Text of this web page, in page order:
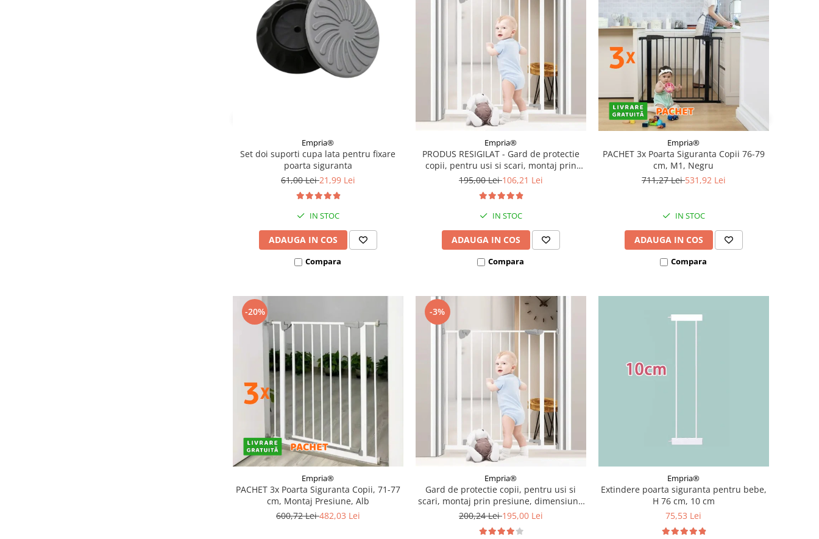
Empria®
Set doi suporti cupa lata pentru fixare
poarta siguranta
61,00 Lei21,99 Lei
IN STOC
ADAUGA IN COS
Compara
Empria®
PRODUS RESIGILAT - Gard de protectie
copii, pentru usi si scari, montaj prin
presiune, dimensiune reglabila 71-77 cm,
195,00 Lei106,21 Lei
IN STOC
ADAUGA IN COS
Compara
Empria®
PACHET 3x Poarta Siguranta Copii 76-79
cm, M1, Negru
711,27 Lei531,92 Lei
IN STOC
ADAUGA IN COS
Compara
-20%
Empria®
PACHET 3x Poarta Siguranta Copii, 71-77
cm, Montaj Presiune, Alb
600,72 Lei482,03 Lei
-3%
Empria®
Gard de protectie copii, pentru usi si
scari, montaj prin presiune, dimensiune
reglabila 71-77 cm, Empria, Alb
200,24 Lei195,00 Lei
Empria®
Extindere poarta siguranta pentru bebe,
H 76 cm, 10 cm
75,53 Lei